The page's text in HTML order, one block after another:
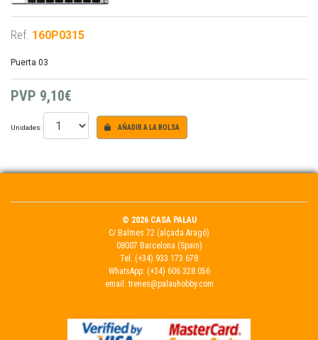
Ref. 160P0315
Puerta 03
PVP 9,10€
Unidades: AÑADIR A LA BOLSA
© 2026 CASA PALAU
C/ Balmes 72 (alçada Aragó)
08007 Barcelona (Spain)
Tel. (+34) 933 173 678
WhatsApp: (+34) 606 328 056
email: trenes@palauhobby.com